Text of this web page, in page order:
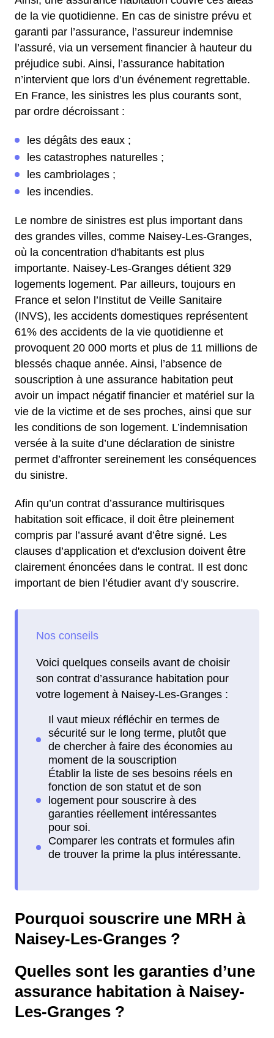
de la vie quotidienne. En cas de sinistre prévu et
garanti par l’assurance, l’assureur indemnise
l’assuré, via un versement financier à hauteur du
préjudice subi. Ainsi, l’assurance habitation
n’intervient que lors d’un événement regrettable.
En France, les sinistres les plus courants sont,
par ordre décroissant :
les dégâts des eaux ;
les catastrophes naturelles ;
les cambriolages ;
les incendies.
Le nombre de sinistres est plus important dans
des grandes villes, comme Naisey-Les-Granges,
où la concentration d'habitants est plus
importante. Naisey-Les-Granges détient 329
logements logement. Par ailleurs, toujours en
France et selon l’Institut de Veille Sanitaire
(INVS), les accidents domestiques représentent
61% des accidents de la vie quotidienne et
provoquent 20 000 morts et plus de 11 millions de
blessés chaque année. Ainsi, l’absence de
souscription à une assurance habitation peut
avoir un impact négatif financier et matériel sur la
vie de la victime et de ses proches, ainsi que sur
les conditions de son logement. L’indemnisation
versée à la suite d’une déclaration de sinistre
permet d’affronter sereinement les conséquences
du sinistre.
Afin qu’un contrat d’assurance multirisques
habitation soit efficace, il doit être pleinement
compris par l’assuré avant d’être signé. Les
clauses d’application et d'exclusion doivent être
clairement énoncées dans le contrat. Il est donc
important de bien l’étudier avant d’y souscrire.
Voici quelques conseils avant de choisir
son contrat d’assurance habitation pour
votre logement à Naisey-Les-Granges :
Pourquoi souscrire une MRH à
Naisey-Les-Granges ?
Quelles sont les garanties d’une
assurance habitation à Naisey-
Les-Granges ?